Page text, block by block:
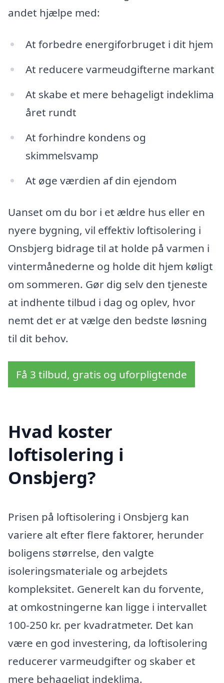
andet hjælpe med:
At forbedre energiforbruget i dit hjem
At reducere varmeudgifterne markant
At skabe et mere behageligt indeklima
året rundt
At forhindre kondens og
skimmelsvamp
At øge værdien af din ejendom
Uanset om du bor i et ældre hus eller en
nyere bygning, vil effektiv loftisolering i
Onsbjerg bidrage til at holde på varmen i
vintermånederne og holde dit hjem køligt
om sommeren. Gør dig selv den tjeneste
at indhente tilbud i dag og oplev, hvor
nemt det er at vælge den bedste løsning
til dit behov.
Få 3 tilbud, gratis og uforpligtende
Hvad koster
loftisolering i
Onsbjerg?
Prisen på loftisolering i Onsbjerg kan
variere alt efter flere faktorer, herunder
boligens størrelse, den valgte
isoleringsmateriale og arbejdets
kompleksitet. Generelt kan du forvente,
at omkostningerne kan ligge i intervallet
100-250 kr. per kvadratmeter. Det kan
være en god investering, da loftisolering
reducerer varmeudgifter og skaber et
mere behageligt indeklima.